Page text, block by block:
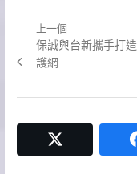
章
導
覽
上一個
Previous
post:
保誠與台新攜手打
護網